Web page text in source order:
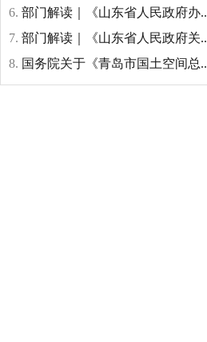
6. 部门解读｜《山东省人民政府办..
7. 部门解读｜《山东省人民政府关..
8. 国务院关于《青岛市国土空间总..